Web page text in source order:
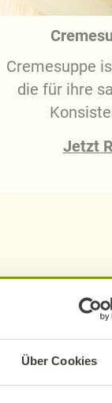
Über Cookies
Cremesuppe
die für ihre
Jetzt